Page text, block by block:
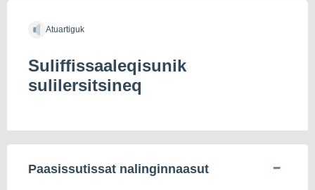
Atuartiguk
Suliffissaaleqisunik
sulilersitsineq
Paasissutissat nalinginnaasut